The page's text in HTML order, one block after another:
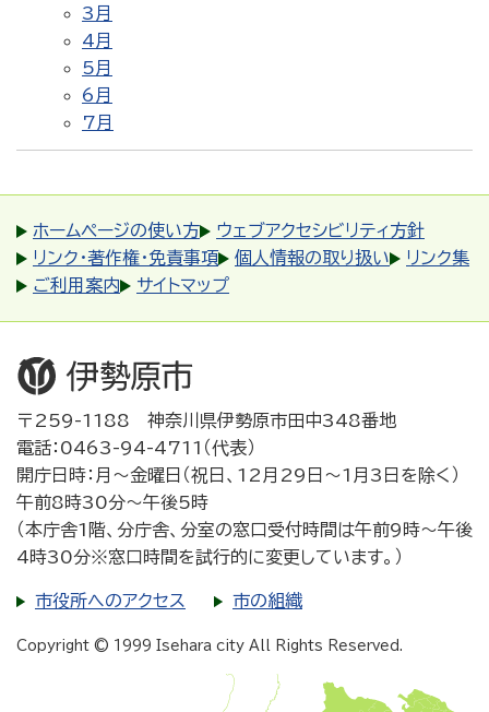
3月
4月
5月
6月
7月
ホームページの使い方
ウェブアクセシビリティ方針
リンク・著作権・免責事項
個人情報の取り扱い
リンク集
ご利用案内
サイトマップ
〒259-1188 神奈川県伊勢原市田中348番地
電話：0463-94-4711（代表）
開庁日時：月～金曜日（祝日、12月29日～1月3日を除く）
午前8時30分～午後5時
（本庁舎1階、分庁舎、分室の窓口受付時間は午前9時～午後
4時30分※窓口時間を試行的に変更しています。）
市役所へのアクセス 市の組織
Copyright © 1999 Isehara city All Rights Reserved.